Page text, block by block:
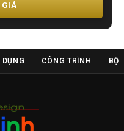
GIÁ
DỤNG CÔNG TRÌNH BỘ